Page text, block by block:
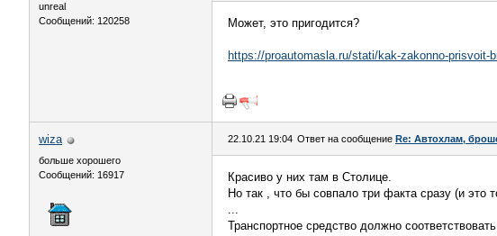
unreal
Сообщений: 120258
Может, это пригодится?
https://proautomasla.ru/stati/kak-zakonno-prisvoit-
wiza
больше хорошего
Сообщений: 16917
22.10.21 19:04 Ответ на сообщение Re: Автохлам,
Красиво у них там в Столице.
Но так , что бы совпало три факта сразу (и это
...
Транспортное средство должно